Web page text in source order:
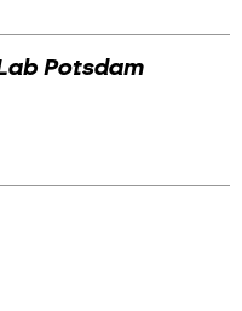
Potsdam